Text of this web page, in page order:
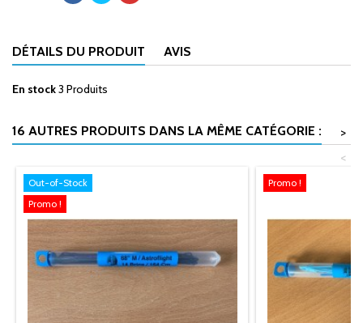
DÉTAILS DU PRODUIT AVIS
En stock3 Produits
16 AUTRES PRODUITS DANS LA MÊME CATÉGORIE :
>
<
Out-of-Stock
Promo !
Promo !